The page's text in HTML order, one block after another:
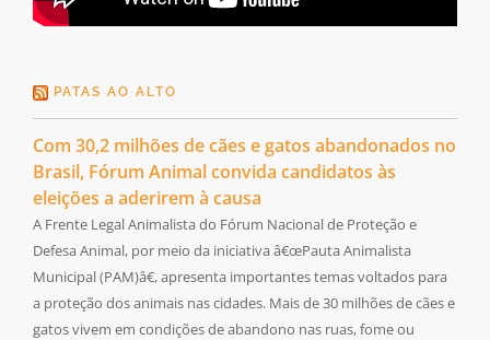
PATAS AO ALTO
Com 30,2 milhões de cães e gatos abandonados no
Brasil, Fórum Animal convida candidatos às
eleições a aderirem à causa
A Frente Legal Animalista do Fórum Nacional de Proteção e
Defesa Animal, por meio da iniciativa â€œPauta Animalista
Municipal (PAM)â€, apresenta importantes temas voltados para
a proteção dos animais nas cidades. Mais de 30 milhões de cães e
gatos vivem em condições de abandono nas ruas, fome ou